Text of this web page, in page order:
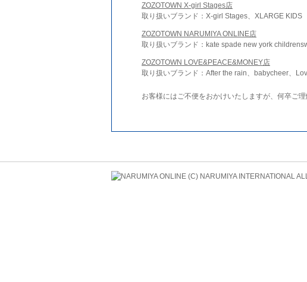
ZOZOTOWN X-girl Stages店
取り扱いブランド：X-girl Stages、XLARGE KIDS
ZOZOTOWN NARUMIYA ONLINE店
取り扱いブランド：kate spade new york
ZOZOTOWN LOVE&PEACE&MONEY店
取り扱いブランド：After the rain、babycheer、
お客様にはご不便をおかけいたしますが、何卒ご